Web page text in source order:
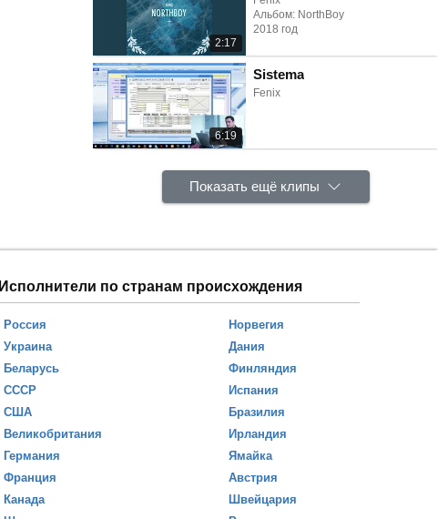
2:17
Альбом: NorthBoy
2018 год
6:19
Sistema
Fenix
Показать ещё клипы
Исполнители по странам происхождения
Россия
Украина
Беларусь
СССР
США
Великобритания
Германия
Франция
Канада
Норвегия
Дания
Финляндия
Испания
Бразилия
Ирландия
Ямайка
Австрия
Швейцария